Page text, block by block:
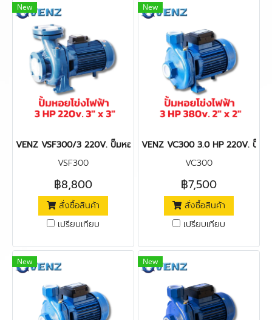
New
VENZ VSF300/3 220V. ปั๊มหอยโข่ง 3" x 3" 3 HP หน้าแปลน
VSF300
฿8,800
สั่งซื้อสินค้า
เปรียบเทียบ
New
VENZ VC300 3.0 HP 220V. ปั๊ม
VC300
฿7,500
สั่งซื้อสินค้า
เปรียบเทียบ
New New